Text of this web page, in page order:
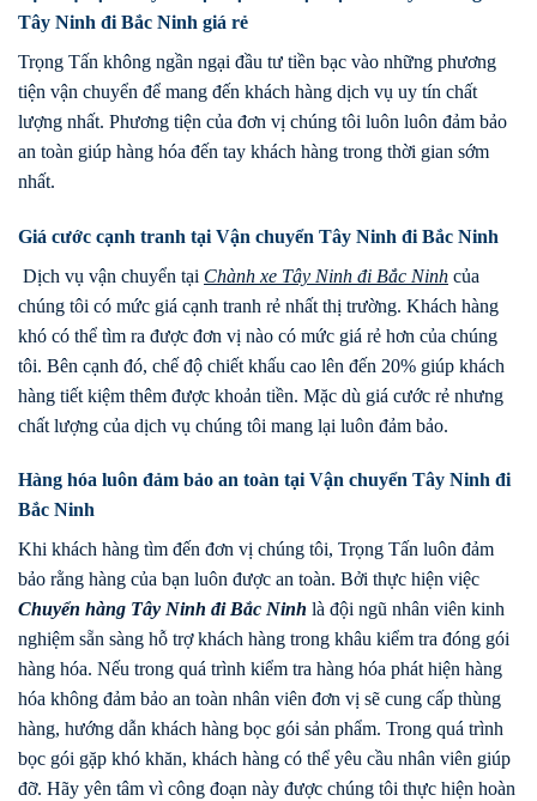
Tây Ninh đi Bắc Ninh giá rẻ
Trọng Tấn không ngần ngại đầu tư tiền bạc vào những phương
tiện vận chuyển để mang đến khách hàng dịch vụ uy tín chất
lượng nhất. Phương tiện của đơn vị chúng tôi luôn luôn đảm bảo
an toàn giúp hàng hóa đến tay khách hàng trong thời gian sớm
nhất.
Giá cước cạnh tranh tại Vận chuyển Tây Ninh đi Bắc Ninh
Dịch vụ vận chuyển tại Chành xe Tây Ninh đi Bắc Ninh của
chúng tôi có mức giá cạnh tranh rẻ nhất thị trường. Khách hàng
khó có thể tìm ra được đơn vị nào có mức giá rẻ hơn của chúng
tôi. Bên cạnh đó, chế độ chiết khấu cao lên đến 20% giúp khách
hàng tiết kiệm thêm được khoản tiền. Mặc dù giá cước rẻ nhưng
chất lượng của dịch vụ chúng tôi mang lại luôn đảm bảo.
Hàng hóa luôn đảm bảo an toàn tại Vận chuyển Tây Ninh đi
Bắc Ninh
Khi khách hàng tìm đến đơn vị chúng tôi, Trọng Tấn luôn đảm
bảo rằng hàng của bạn luôn được an toàn. Bởi thực hiện việc
Chuyển hàng Tây Ninh đi Bắc Ninh là đội ngũ nhân viên kinh
nghiệm sẵn sàng hỗ trợ khách hàng trong khâu kiểm tra đóng gói
hàng hóa. Nếu trong quá trình kiểm tra hàng hóa phát hiện hàng
hóa không đảm bảo an toàn nhân viên đơn vị sẽ cung cấp thùng
hàng, hướng dẫn khách hàng bọc gói sản phẩm. Trong quá trình
bọc gói gặp khó khăn, khách hàng có thể yêu cầu nhân viên giúp
đỡ. Hãy yên tâm vì công đoạn này được chúng tôi thực hiện hoàn